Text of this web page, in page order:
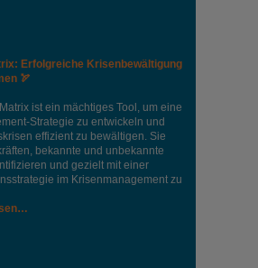
Erfolgreiche Krisenbewältigung
🏹
ist ein mächtiges Tool, um eine
Strategie zu entwickeln und
effizient zu bewältigen. Sie
bekannte und unbekannte
und gezielt mit einer
im Krisenmanagement zu